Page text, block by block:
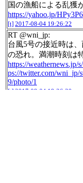
国の漁船による乱獲
https://yahoo.jp/HPy3P6
[t] 2017-08-04 19:26:22
RT @wni_jp:
台風5号の接近時は
の恐れ。満潮時刻は
https://weathernews.jp/
ps://twitter.com/wni_jp/
9/photo/1
[t] 2017-08-04 19:26:30